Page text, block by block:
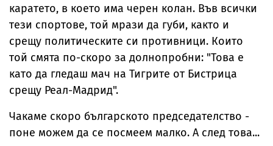
каратето, в което има черен колан. Във всички
тези спортове, той мрази да губи, както и
срещу политическите си противници. Които
той смята по-скоро за долнопробни: "Това е
като да гледаш мач на Тигрите от Бистрица
срещу Реал-Мадрид".
Чакаме скоро българското председателство -
поне можем да се посмеем малко. А след това...